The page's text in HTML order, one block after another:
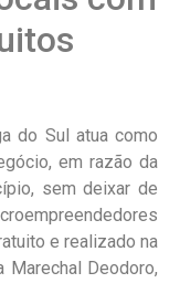
do Sul atua como
em razão da
sem deixar de
e realizado na
Marechal Deodoro,